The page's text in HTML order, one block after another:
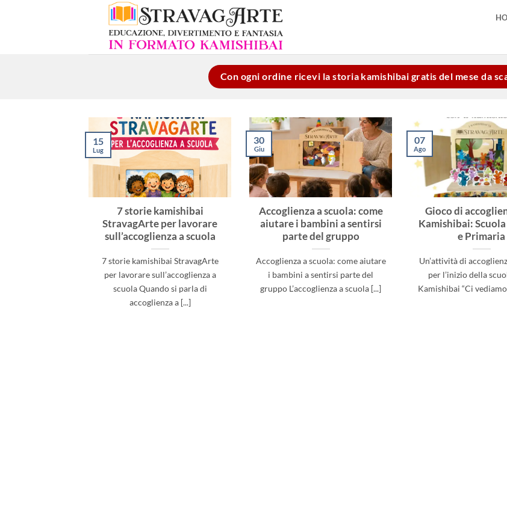
Con ogni ordine ricevi la storia kamishibai gratis del mese da
7 storie kamishibai
StravagArte per lavorare
sull’accoglienza a scuola
7 storie kamishibai StravagArte
per lavorare sull’accoglienza a
scuola Quando si parla di
accoglienza a [...]
15
Lug
Accoglienza a scuola: come
aiutare i bambini a sentirsi
parte del gruppo
Accoglienza a scuola: come aiutare
i bambini a sentirsi parte del
gruppo L’accoglienza a scuola [...]
30
Giu
Gioco di
Kamishibai:
e Primaria
Un’attività di
per l’inizio della
Kamishibai “Ci
07
Ago